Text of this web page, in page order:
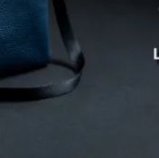
CAMPFIRE for
CAMPFIREふる